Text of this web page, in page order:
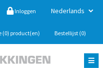
Inloggen
(0) product(en) Bestellijst (0)